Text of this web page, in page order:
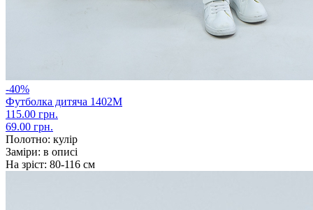
-40%
Футболка дитяча 1402М
115.00 грн.
69.00 грн.
Полотно: кулір
Заміри: в описі
На зріст: 80-116 см